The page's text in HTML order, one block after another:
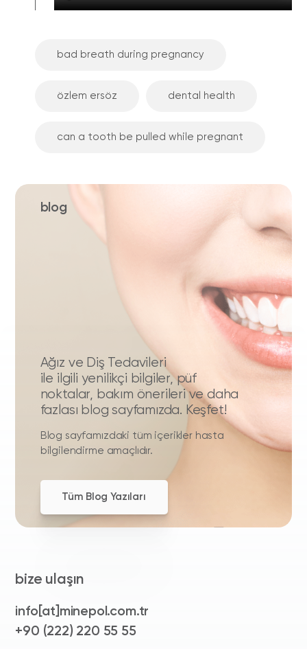
bad breath during pregnancy
özlem ersöz dental health
can a tooth be pulled while pregnant
blog
Ağız ve Diş Tedavileri
ile ilgili yenilikçi bilgiler, püf
noktalar, bakım önerileri ve daha
fazlası blog sayfamızda. Keşfet!
Blog sayfamızdaki tüm içerikler hasta
bilgilendirme amaçlıdır.
Tüm Blog Yazıları
bize ulaşın
info[at]minepol.com.tr
+90 (222) 220 55 55